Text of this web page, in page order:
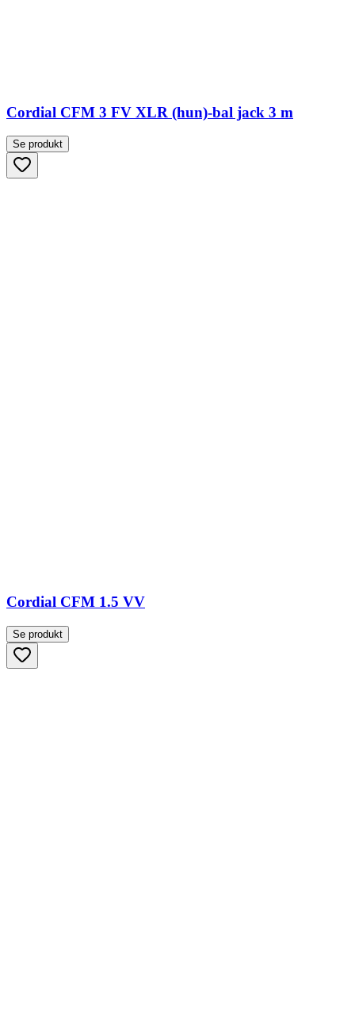
Cordial CFM 3 FV XLR (hun)-bal jack 3 m
Se produkt
Cordial CFM 1.5 VV
Se produkt